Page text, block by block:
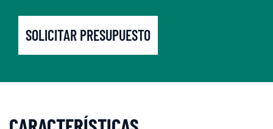
SOLICITAR PRESUPUESTO